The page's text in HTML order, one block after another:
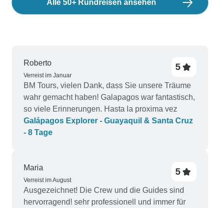
Alle 50+ Rundreisen ansehen
Roberto
Verreist im Januar
5
BM Tours, vielen Dank, dass Sie unsere Träume
wahr gemacht haben! Galapagos war fantastisch,
so viele Erinnerungen. Hasta la proxima vez
Galápagos Explorer - Guayaquil & Santa Cruz
- 8 Tage
Maria
Verreist im August
5
Ausgezeichnet! Die Crew und die Guides sind
hervorragend! sehr professionell und immer für